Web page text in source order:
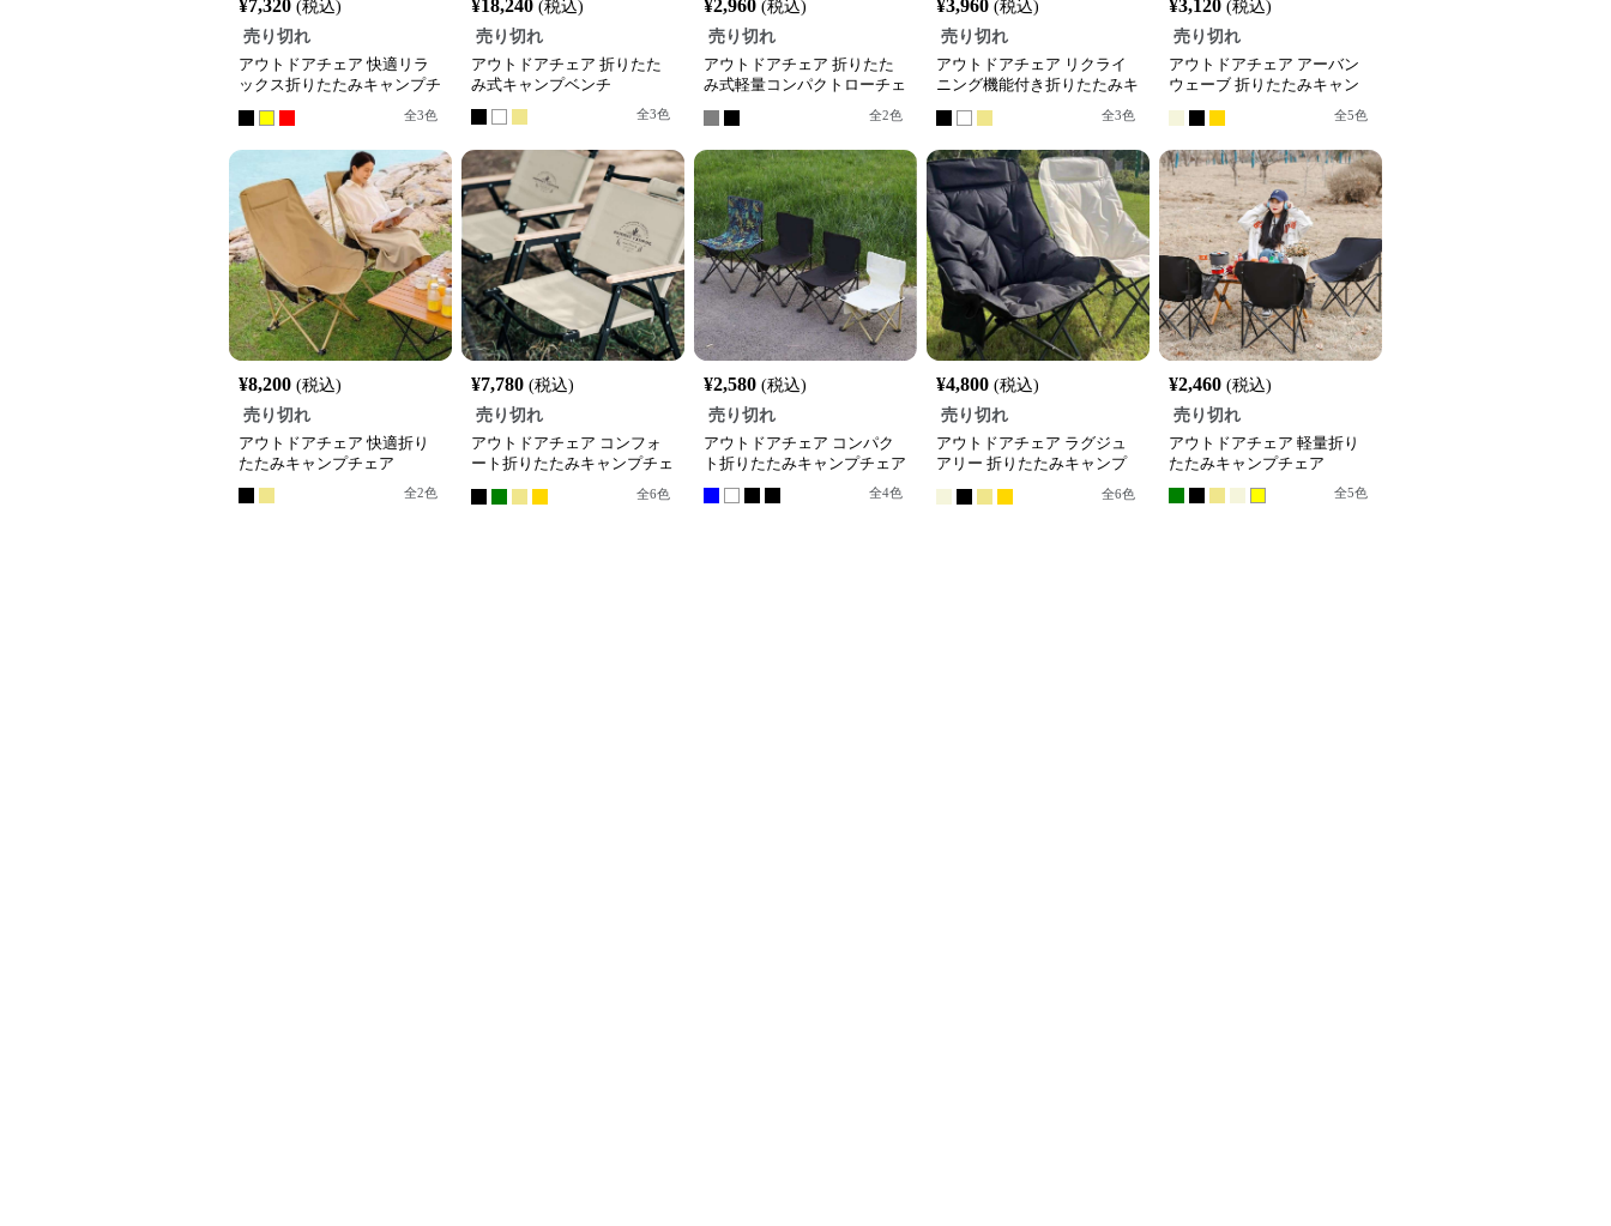
¥7,320 (税込)
売り切れ
アウトドアチェア 快適リラ
ックス折りたたみキャンプチ
全3色
¥18,240 (税込)
売り切れ
アウトドアチェア 折りたた
み式キャンプベンチ
全3色
¥2,960 (税込)
売り切れ
アウトドアチェア 折りたた
み式軽量コンパクトローチェ
全2色
¥3,960 (税込)
売り切れ
アウトドアチェア リクライ
ニング機能付き折りたたみキ
全3色
¥3,120 (税込)
売り切れ
アウトドアチェア アーバン
ウェーブ 折りたたみキャン
全5色
¥8,200 (税込)
売り切れ
アウトドアチェア 快適折り
たたみキャンプチェア
全2色
¥7,780 (税込)
売り切れ
アウトドアチェア コンフォ
ート折りたたみキャンプチェ
全6色
¥2,580 (税込)
売り切れ
アウトドアチェア コンパク
ト折りたたみキャンプチェア
全4色
¥4,800 (税込)
売り切れ
アウトドアチェア ラグジュ
アリー 折りたたみキャンプ
全6色
¥2,460 (税込)
売り切れ
アウトドアチェア 軽量折り
たたみキャンプチェア
全5色